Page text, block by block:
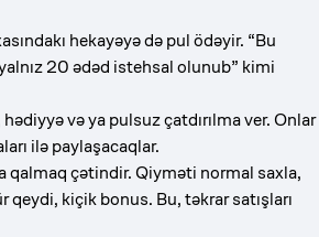
hekayəyə də pul ödəyir. “Bu
20 ədəd istehsal olunub” kimi
və ya pulsuz çatdırılma ver. Onlar
ilə paylaşacaqlar.
qalmaq çətindir. Qiyməti normal saxla,
qeydi, kiçik bonus. Bu, təkrar satışları